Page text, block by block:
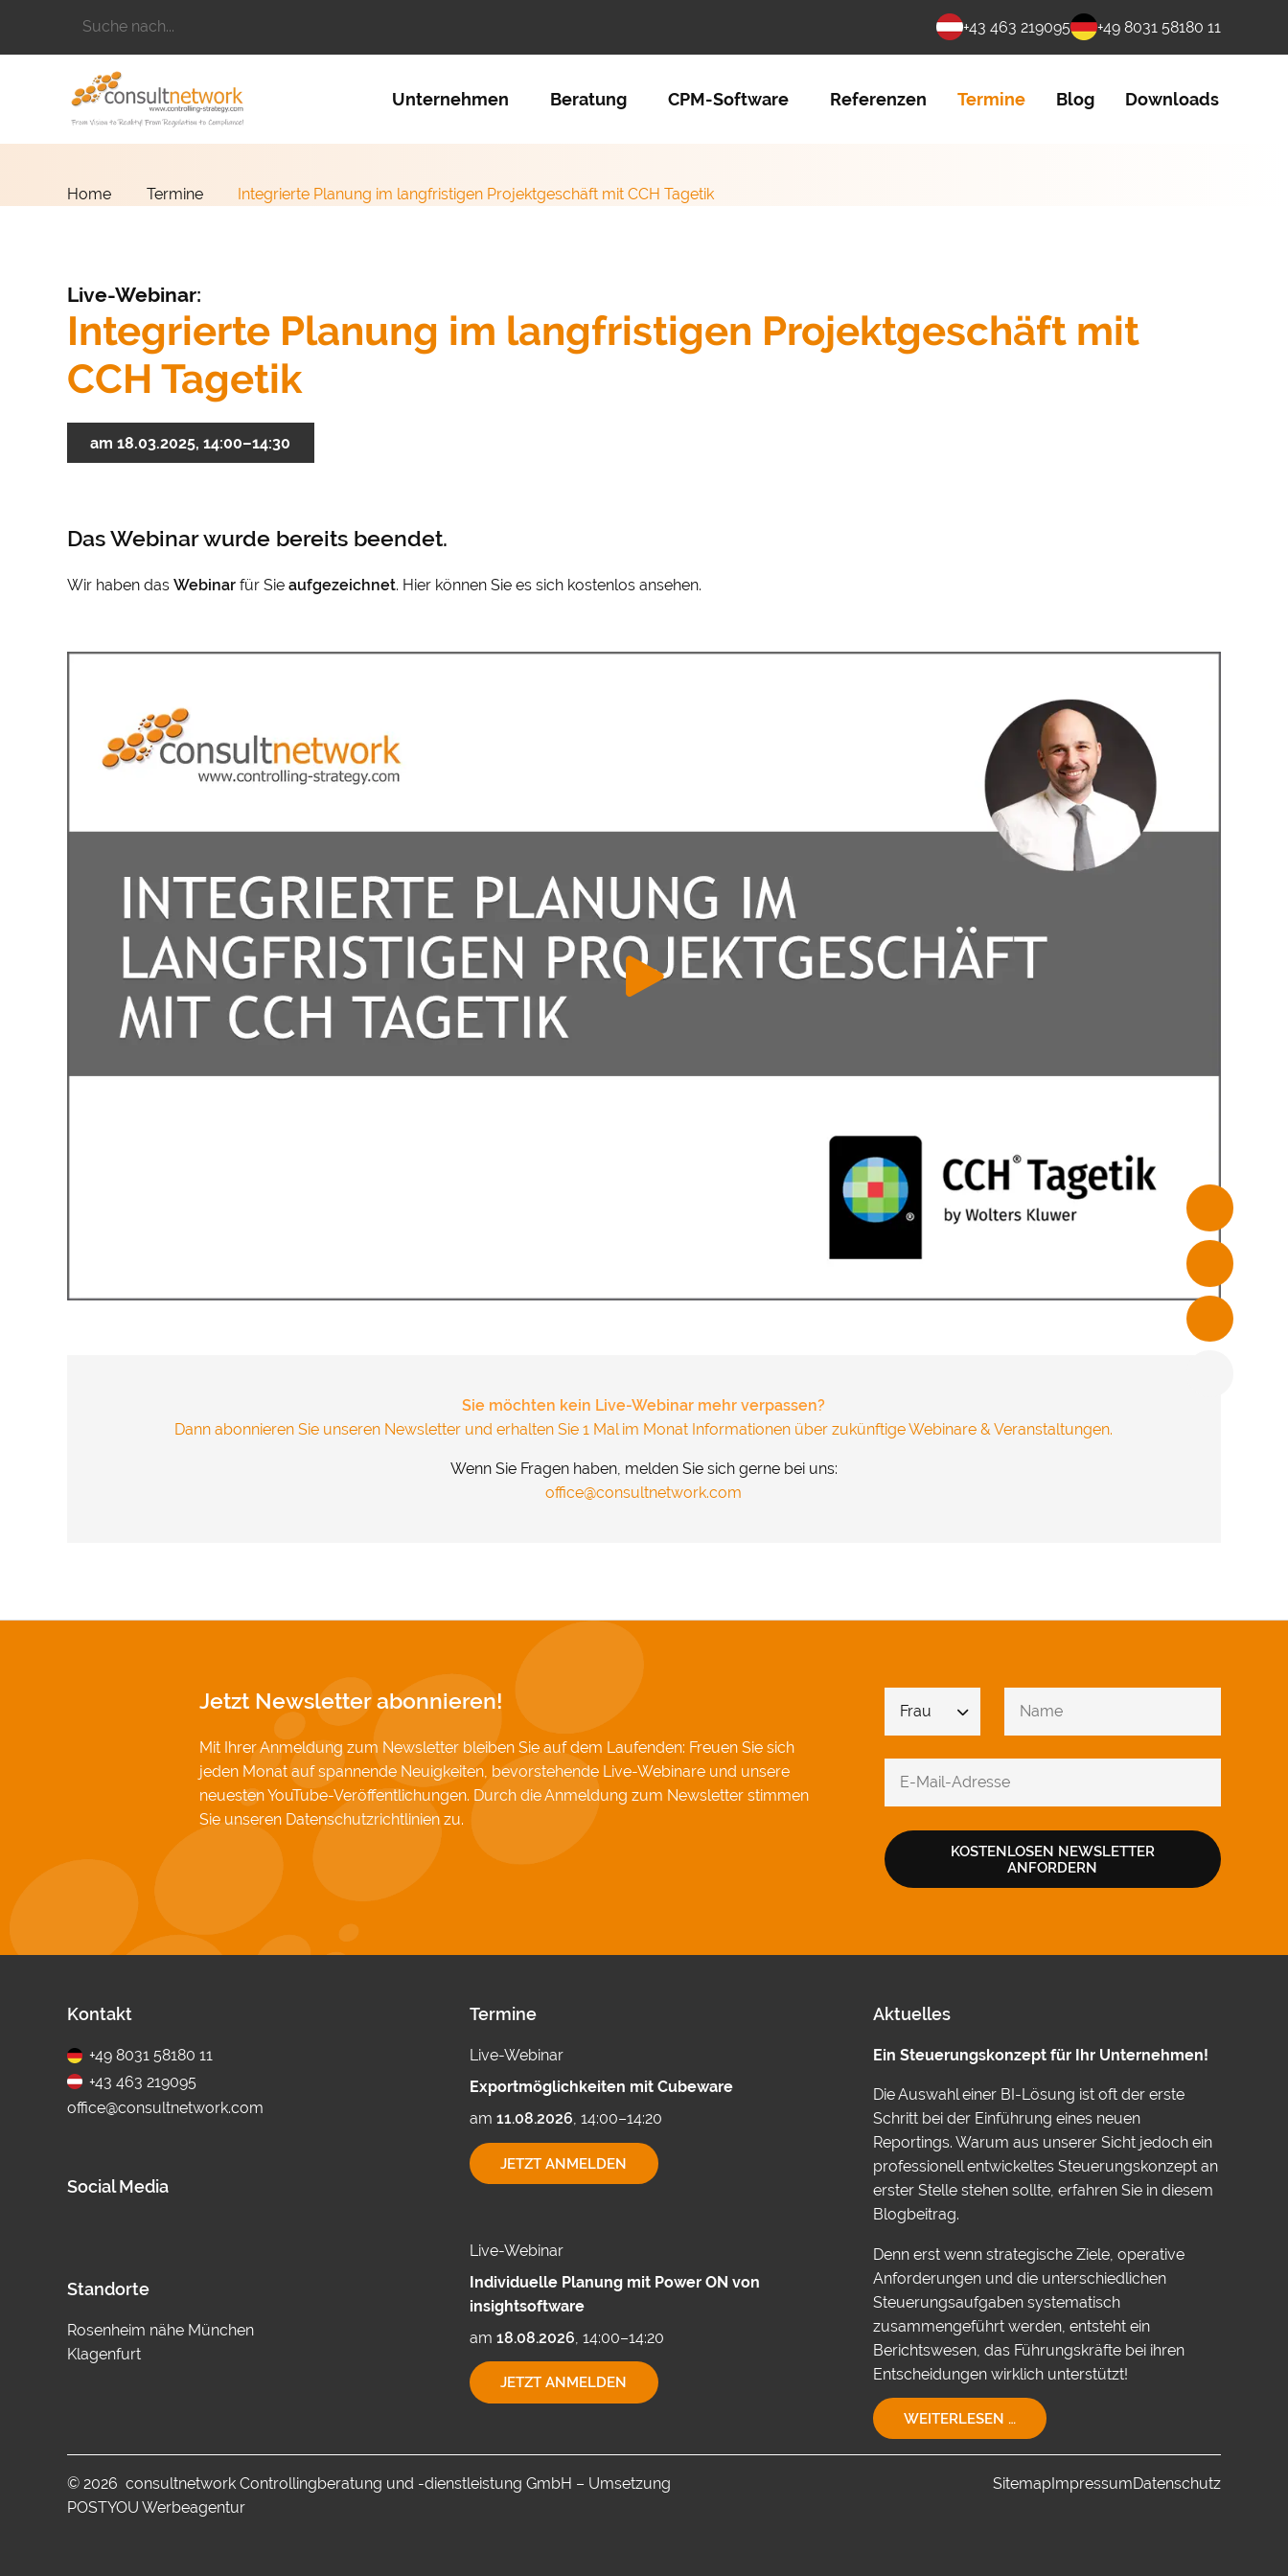
+43 463 219095 +49 8031 58180 11
Unternehmen Beratung CPM-Software Referenzen Termine Blog Downloads
Home Termine Integrierte Planung im langfristigen Projektgeschäft mit CCH Tagetik
Live-Webinar:
Integrierte Planung im langfristigen Projektgeschäft mit
CCH Tagetik
am 18.03.2025, 14:00–14:30
Das Webinar wurde bereits beendet.
Wir haben das Webinar für Sie aufgezeichnet. Hier können Sie es sich kostenlos ansehen.
Sie möchten kein Live-Webinar mehr verpassen?
Dann abonnieren Sie unseren Newsletter und erhalten Sie 1 Mal im Monat Informationen über zukünftige Webinare & Veranstaltungen.
Wenn Sie Fragen haben, melden Sie sich gerne bei uns:
office@consultnetwork.com
Jetzt Newsletter abonnieren!
Mit Ihrer Anmeldung zum Newsletter bleiben Sie auf dem Laufenden: Freuen Sie sich
jeden Monat auf spannende Neuigkeiten, bevorstehende Live-Webinare und unsere
neuesten YouTube-Veröffentlichungen. Durch die Anmeldung zum Newsletter stimmen
Sie unseren Datenschutzrichtlinienzu.
KOSTENLOSEN NEWSLETTER
ANFORDERN
Fußbereich
Kontakt
+49 8031 58180 11
+43 463 219095
office@consultnetwork.com
Social Media
Standorte
Rosenheim nähe München
Klagenfurt
Termine
Live-Webinar
Exportmöglichkeiten mit Cubeware
am11.08.2026, 14:00–14:20
JETZT ANMELDEN EXPORTMÖGLICHKEITEN
MIT
Live-Webinar
Individuelle Planung mit Power ON von
insightsoftware
am18.08.2026, 14:00–14:20
JETZT ANMELDEN
INDIVIDUELLE
PLANUNG
INSIGHTSOFTWARE
Aktuelles
Ein Steuerungskonzept für Ihr Unternehmen!
Die Auswahl einer BI-Lösung ist oft der erste
Schritt bei der Einführung eines neuen
Reportings. Warum aus unserer Sicht jedoch ein
professionell entwickeltes Steuerungskonzept an
erster Stelle stehen sollte, erfahren Sie in diesem
Blogbeitrag.
Denn erst wenn strategische Ziele, operative
Anforderungen und die unterschiedlichen
Steuerungsaufgaben systematisch
zusammengeführt werden, entsteht ein
Berichtswesen, das Führungskräfte bei ihren
Entscheidungen wirklich unterstützt!
WEITERLESEN …
STEUERUNGSKONZEPT
UNTERNEHMEN!
© 2026 consultnetwork Controllingberatung und -dienstleistung GmbH – Umsetzung
POSTYOU Werbeagentur
SitemapImpressumDatenschutz
Besucherstatistik), Google Maps (Routenplanung) und YouTube (Videos) auf unserer
übertragen und Cookies gesetzt. Über Ihre Zustimmung würden wir uns freuen.
PRIVATSPHÄRE-
EINSTELLUNGEN